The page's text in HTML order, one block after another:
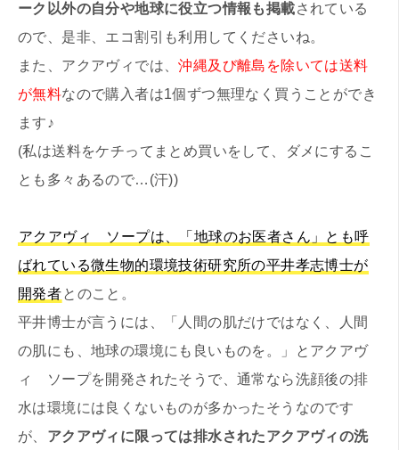
ーク以外の自分や地球に役立つ情報も掲載されている
ので、是非、エコ割引も利用してくださいね。
また、アクアヴィでは、沖縄及び離島を除いては送料
が無料なので購入者は1個ずつ無理なく買うことができ
ます♪
(私は送料をケチってまとめ買いをして、ダメにするこ
とも多々あるので…(汗))
アクアヴィ ソープは、「地球のお医者さん」とも呼
ばれている微生物的環境技術研究所の平井孝志博士が
開発者とのこと。
平井博士が言うには、「人間の肌だけではなく、人間
の肌にも、地球の環境にも良いものを。」とアクアヴ
ィ ソープを開発されたそうで、通常なら洗顔後の排
水は環境には良くないものが多かったそうなのです
が、 アクアヴィに限っては排水されたアクアヴィの洗